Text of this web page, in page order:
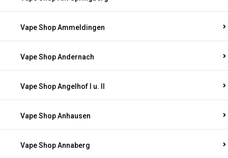
Vape Shop Ammeldingen
Vape Shop Andernach
Vape Shop Angelhof I u. II
Vape Shop Anhausen
Vape Shop Annaberg